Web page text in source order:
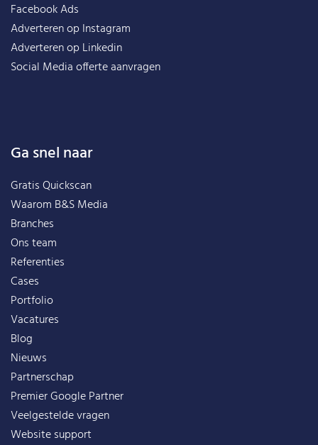
Facebook Ads
Adverteren op Instagram
Adverteren op Linkedin
Social Media offerte aanvragen
Ga snel naar
Gratis Quickscan
Waarom B&S Media
Branches
Ons team
Referenties
Cases
Portfolio
Vacatures
Blog
Nieuws
Partnerschap
Premier Google Partner
Veelgestelde vragen
Website support